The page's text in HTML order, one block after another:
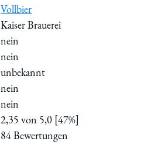
Vollbier
Kaiser Brauerei
nein
nein
unbekannt
nein
nein
2,35 von 5,0 [47%]
84 Bewertungen